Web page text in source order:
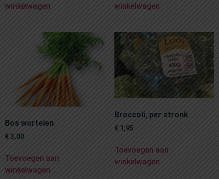
winkelwagen
winkelwagen
Bos wortelen
€3,00
Toevoegen aan
winkelwagen
Broccoli, per stronk
€ 1,95
Toevoegen aan
winkelwagen